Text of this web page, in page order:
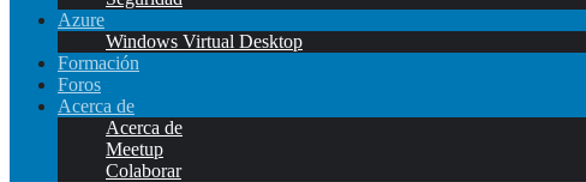
Azure
Windows Virtual Desktop
Formación
Foros
Acerca de
Acerca de
Meetup
Colaborar